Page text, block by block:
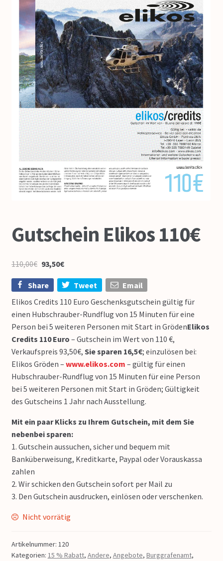
Impressum
So funktioniert’s
FAQ
Kontakt
Gutschein Elikos 110€
110,00€ 93,50€
Share Tweet
Email
Elikos Credits 110 Euro Geschenksgutschein gültig für
einen Hubschrauber-Rundflug von 15 Minuten für eine
Person bei 5 weiteren Personen mit Start in GrödenElikos
Credits 110 Euro – Gutschein im Wert von 110 €,
Verkaufspreis 93,50€, Sie sparen 16,5€; einzulösen bei:
Elikos Gröden – www.elikos.com – gültig für einen
Hubschrauber-Rundflug von 15 Minuten für eine Person
bei 5 weiteren Personen mit Start in Gröden; Gültigkeit
des Gutscheins 1 Jahr nach Ausstellung.
Mit ein paar Klicks zu Ihrem Gutschein, mit dem Sie
nebenbei sparen:
1. Gutschein aussuchen, sicher und bequem mit
Banküberweisung, Kreditkarte, Paypal oder Vorauskassa
zahlen
2. Wir schicken den Gutschein sofort per Mail zu
3. Den Gutschein ausdrucken, einlösen oder verschenken.
Nicht vorrätig
Artikelnummer: 120
Kategorien: 15 % Rabatt, Andere, Angebote, Burggrafenamt,